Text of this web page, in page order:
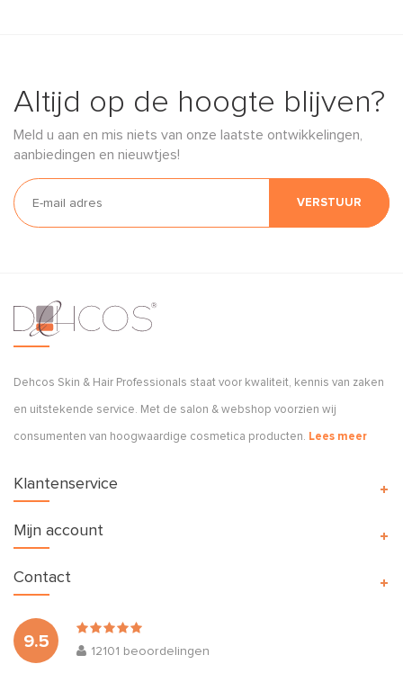
Altijd op de hoogte blijven?
Meld u aan en mis niets van onze laatste ontwikkelingen,
aanbiedingen en nieuwtjes!
VERSTUUR
Dehcos Skin & Hair Professionals staat voor kwaliteit, kennis van zaken
en uitstekende service. Met de salon & webshop voorzien wij
consumenten van hoogwaardige cosmetica producten. Lees meer
Klantenservice
Mijn account
9.5
12101 beoordelingen
Contact